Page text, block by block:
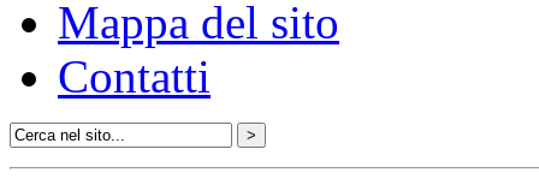
Mappa del sito
Contatti